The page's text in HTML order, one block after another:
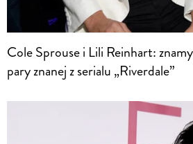
Cole Sprouse i Lili Reinhart:
pary znanej z serialu „Riverdale”